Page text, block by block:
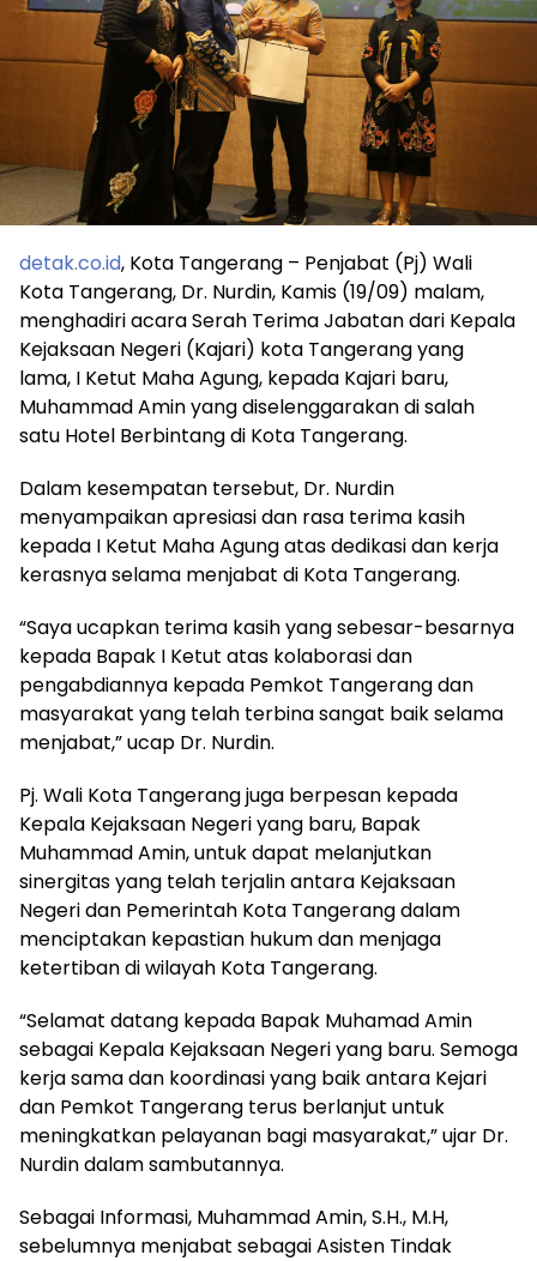
detak.co.id, Kota Tangerang – Penjabat (Pj) Wali
Kota Tangerang, Dr. Nurdin, Kamis (19/09) malam,
menghadiri acara Serah Terima Jabatan dari Kepala
Kejaksaan Negeri (Kajari) kota Tangerang yang
lama, I Ketut Maha Agung, kepada Kajari baru,
Muhammad Amin yang diselenggarakan di salah
satu Hotel Berbintang di Kota Tangerang.
Dalam kesempatan tersebut, Dr. Nurdin
menyampaikan apresiasi dan rasa terima kasih
kepada I Ketut Maha Agung atas dedikasi dan kerja
kerasnya selama menjabat di Kota Tangerang.
“Saya ucapkan terima kasih yang sebesar-besarnya
kepada Bapak I Ketut atas kolaborasi dan
pengabdiannya kepada Pemkot Tangerang dan
masyarakat yang telah terbina sangat baik selama
menjabat,” ucap Dr. Nurdin.
Pj. Wali Kota Tangerang juga berpesan kepada
Kepala Kejaksaan Negeri yang baru, Bapak
Muhammad Amin, untuk dapat melanjutkan
sinergitas yang telah terjalin antara Kejaksaan
Negeri dan Pemerintah Kota Tangerang dalam
menciptakan kepastian hukum dan menjaga
ketertiban di wilayah Kota Tangerang.
“Selamat datang kepada Bapak Muhamad Amin
sebagai Kepala Kejaksaan Negeri yang baru. Semoga
kerja sama dan koordinasi yang baik antara Kejari
dan Pemkot Tangerang terus berlanjut untuk
meningkatkan pelayanan bagi masyarakat,” ujar Dr.
Nurdin dalam sambutannya.
Sebagai Informasi, Muhammad Amin, S.H., M.H,
sebelumnya menjabat sebagai Asisten Tindak